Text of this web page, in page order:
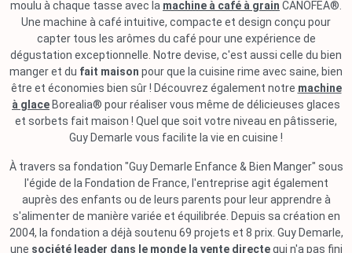
moulu à chaque tasse avec la machine à café à grain CANOFEA®.
Une machine à café intuitive, compacte et design conçu pour
capter tous les arômes du café pour une expérience de
dégustation exceptionnelle. Notre devise, c'est aussi celle du bien
manger et du fait maison pour que la cuisine rime avec saine, bien
être et économies bien sûr ! Découvrez également notre machine
à glace Borealia® pour réaliser vous même de délicieuses glaces
et sorbets fait maison ! Quel que soit votre niveau en pâtisserie,
Guy Demarle vous facilite la vie en cuisine !
À travers sa fondation "Guy Demarle Enfance & Bien Manger" sous
l'égide de la Fondation de France, l'entreprise agit également
auprès des enfants ou de leurs parents pour leur apprendre à
s'alimenter de manière variée et équilibrée. Depuis sa création en
2004, la fondation a déjà soutenu 69 projets et 8 prix. Guy Demarle,
une société leader dans le monde la vente directequi n'a pas fini